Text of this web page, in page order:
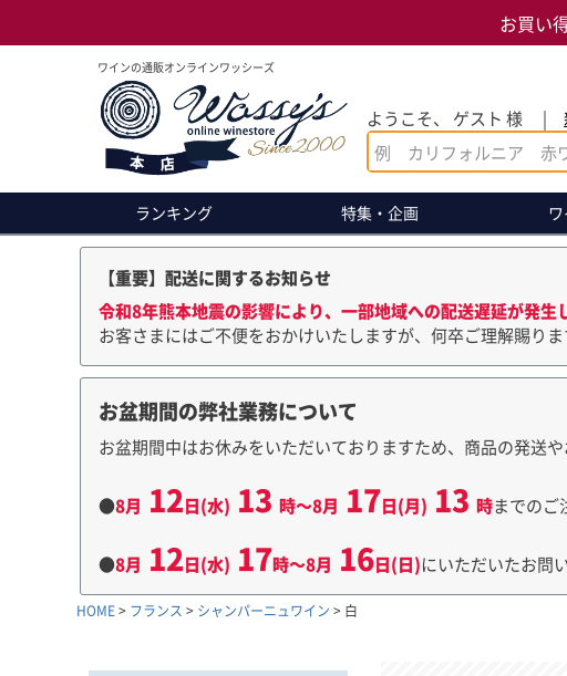
お買い
ワインの通販オンラインワッシーズ
ようこそ、 ゲスト 様
ランキング 特集・企画
【重要】配送に関するお知らせ
令和8年熊本地震の影響により、一部地域への配送遅延が発生
お客さまにはご不便をおかけいたしますが、何卒ご理解賜り
お盆期間の弊社業務について
お盆期間中はお休みをいただいておりますため、商品の発送
●8月 12日(水) 13 時～8月 17日(月) 13 時までのご
●8月 12日(水) 17時～8月 16日(日)にいただいたお問
HOME フランス シャンパーニュワイン 白